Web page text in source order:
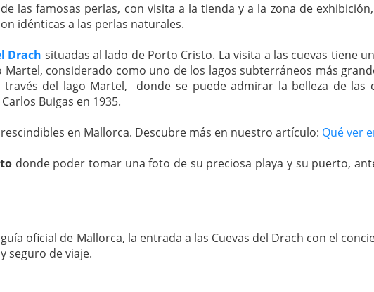
las famosas perlas, con visita a la tienda y a la zona de
idénticas a las perlas naturales.
Drach situadas al lado de Porto Cristo. La visita a las cuevas tiene
considerado como uno de los lagos subterráneos más
del lago Martel, donde se puede admirar la belleza de las
Buigas en 1935.
en Mallorca. Descubre más en nuestro artículo: Qué ver
donde poder tomar una foto de su preciosa playa y su puerto,
oficial de Mallorca, la entrada a las Cuevas del Drach con el
seguro de viaje.